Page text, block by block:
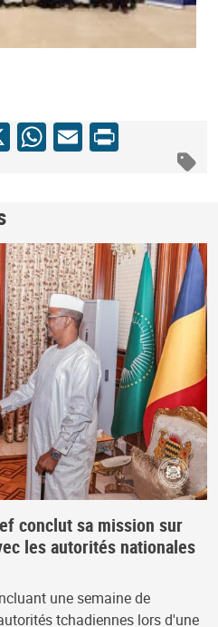
WhatsApp
Email
Print
conclut sa mission sur
les autorités nationales
une semaine de
tchadiennes lors d'une